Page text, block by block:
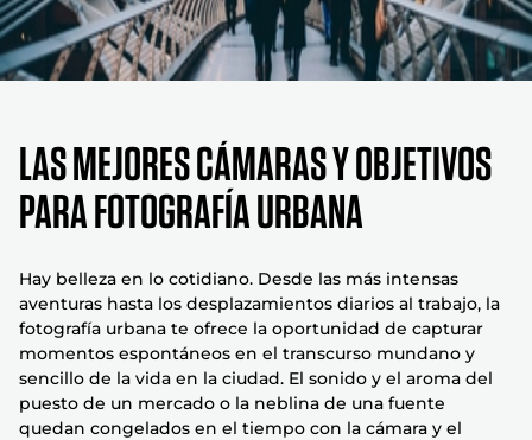
Las Mejores Cámaras Y Objetivos
Para Fotografía Urbana
Hay belleza en lo cotidiano. Desde las más intensas
aventuras hasta los desplazamientos diarios al trabajo, la
fotografía urbana te ofrece la oportunidad de capturar
momentos espontáneos en el transcurso mundano y
sencillo de la vida en la ciudad. El sonido y el aroma del
puesto de un mercado o la neblina de una fuente
quedan congelados en el tiempo con la cámara y el